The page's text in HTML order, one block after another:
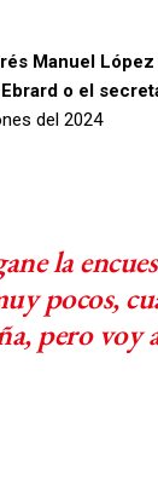
Manuel
o el
del 2024
la
pocos,
pero voy